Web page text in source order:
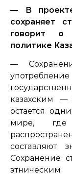
— В
сохраняет
говорит о
политике
—
казахским —
остается
мире,
составляют
Сохранение